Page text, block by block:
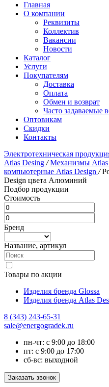
Главная
О компании
Реквизиты
Коллектив
Вакансии
Новости
Каталог
Услуги
Покупателям
Доставка
Оплата
Обмен и возврат
Часто задаваемые
Оптовикам
Скидки
Контакты
Электротехническая
Atlas Desing / Механизмы Atlas
компьютерные Atlas Design /
Design цвета Алюминий
Подбор продукции
Стоимость
Бренд
Название, артикул
Товары по акции
Изделия бренда Glossa
Изделия бренда Atlas
8 (343) 243-65-31
sale@energogradek.ru
пн-чт: с 9:00 до 18:00
пт: с 9:00 до 17:00
сб-вс: выходной